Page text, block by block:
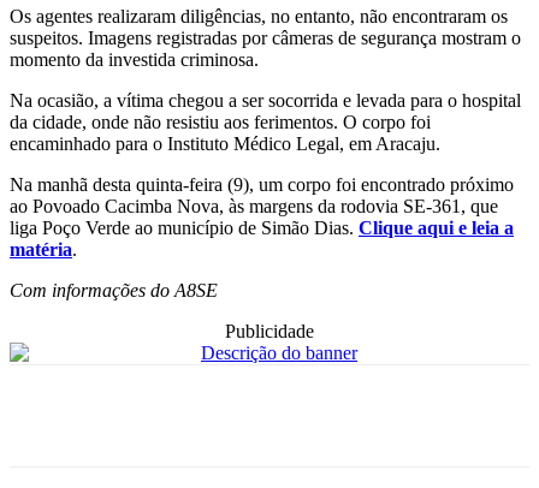
Os agentes realizaram diligências, no entanto, não encontraram os
suspeitos. Imagens registradas por câmeras de segurança mostram o
momento da investida criminosa.
Na ocasião, a vítima chegou a ser socorrida e levada para o hospital
da cidade, onde não resistiu aos ferimentos. O corpo foi
encaminhado para o Instituto Médico Legal, em Aracaju.
Na manhã desta quinta-feira (9), um corpo foi encontrado próximo
ao Povoado Cacimba Nova, às margens da rodovia SE-361, que
liga Poço Verde ao município de Simão Dias. Clique aqui e leia a
matéria.
Com informações do A8SE
Publicidade